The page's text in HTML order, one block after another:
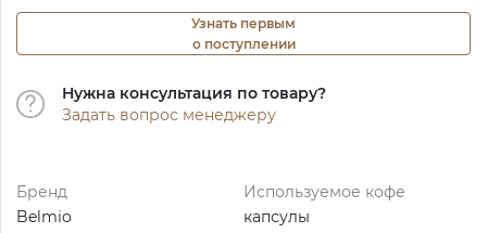
Узнать первым
о поступлении
Нужна консультация по товару?
Задать вопрос менеджеру
Бренд
Belmio
Используемое кофе
капсулы